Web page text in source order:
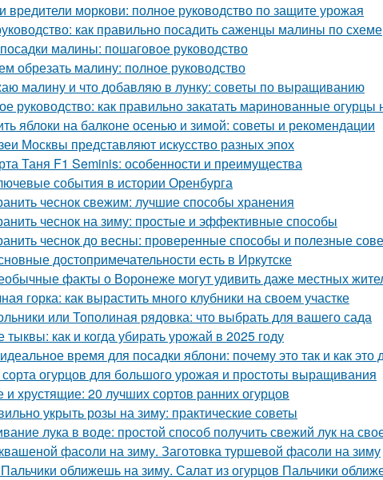
вредители моркови: полное руководство по защите урожая
как правильно посадить саженцы малины по схеме
малины: пошаговое руководство
обрезать малину: полное руководство
малину и что добавляю в лунку: советы по выращиванию
руководство: как правильно закатать маринованные огурцы
яблоки на балконе осенью и зимой: советы и рекомендации
Москвы представляют искусство разных эпох
Таня F1 Seminis: особенности и преимущества
события в истории Оренбурга
чеснок свежим: лучшие способы хранения
чеснок на зиму: простые и эффективные способы
чеснок до весны: проверенные способы и полезные
достопримечательности есть в Иркутске
факты о Воронеже могут удивить даже местных
горка: как вырастить много клубники на своем участке
или Тополиная рядовка: что выбрать для вашего сада
тыквы: как и когда убирать урожай в 2025 году
время для посадки яблони: почему это так и как это
огурцов для большого урожая и простоты выращивания
и хрустящие: 20 лучших сортов ранних огурцов
укрыть розы на зиму: практические советы
лука в воде: простой способ получить свежий лук на
фасоли на зиму. Заготовка туршевой фасоли на зиму
оближешь на зиму. Салат из огурцов Пальчики